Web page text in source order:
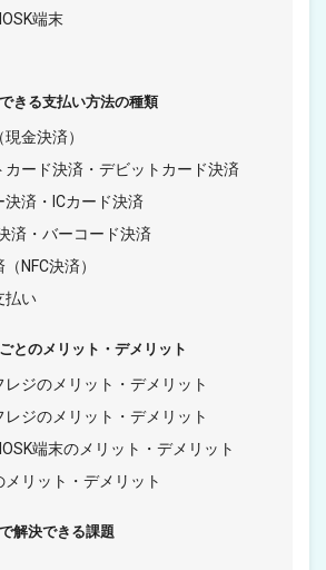
端末
きる支払い方法の種類
金決済）
カード決済・デビットカード決済
決済・ICカード決済
済・バーコード決済
NFC決済）
払い
とのメリット・デメリット
レジのメリット・デメリット
レジのメリット・デメリット
端末のメリット・デメリット
メリット・デメリット
解決できる課題